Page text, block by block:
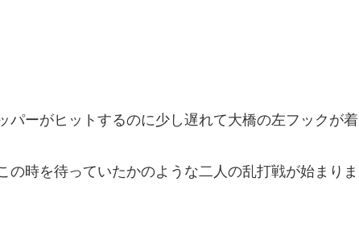
ーがヒットするのに少し遅れて大橋の左フックが着
時を待っていたかのような二人の乱打戦が始まりま